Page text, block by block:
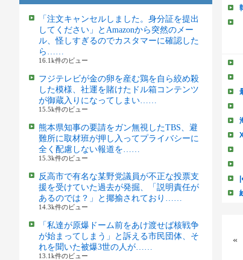
「注文キャンセルしました。身分証を提出
してください」とAmazonから突然のメー
ル、怪しすぎるのでカスタマーに確認した
ら……
16.1k件のビュー
フジテレビが金の卵を産む鶏を自ら絞め殺
した模様、社運を賭けたドル箱コンテンツ
が御蔵入りになってしまい……
15.5k件のビュー
熊本県知事の要請をガン無視したTBS、避
難所に取材班が押し入ってプライバシーに
全く配慮しない報道を……
15.3k件のビュー
反高市で有名な某野党議員が不正な投票支
援を受けていた過去が発掘、「説明責任が
あるのでは？」と揶揄されており……
14.3k件のビュー
「私達が原爆ドーム前をあけ渡せば核戦争
が始まってしまう」と訴える市民団体、そ
れを聞いた被爆3世の人が……
13.1k件のビュー
«